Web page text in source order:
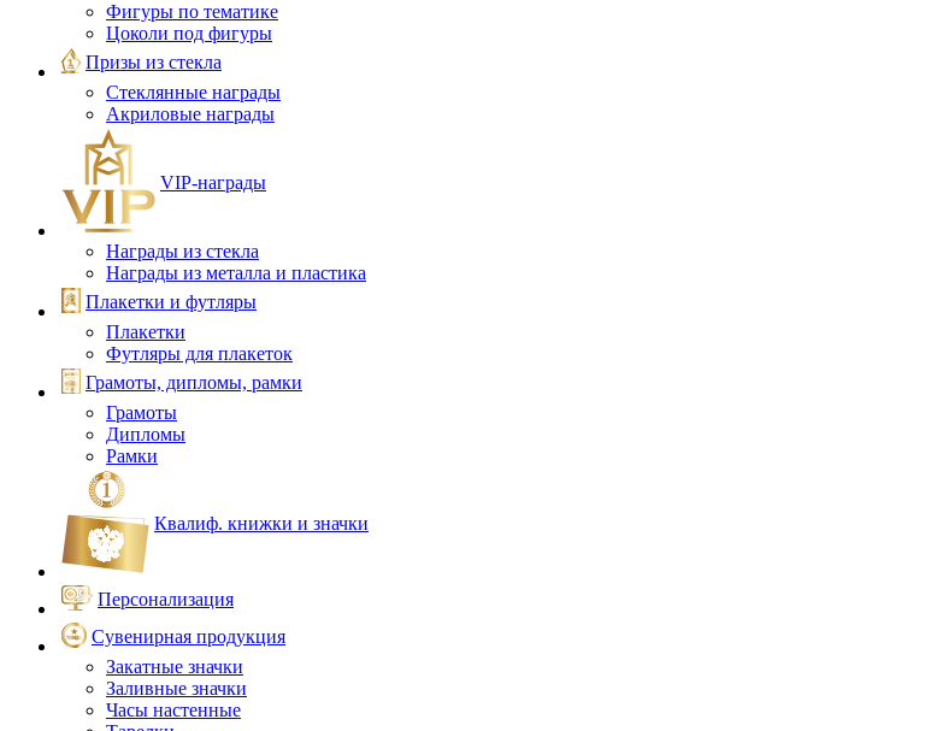
Фигуры по тематике
Цоколи под фигуры
Призы из стекла
Стеклянные награды
Акриловые награды
VIP‑награды
Награды из стекла
Награды из металла и пластика
Плакетки и футляры
Плакетки
Футляры для плакеток
Грамоты, дипломы, рамки
Грамоты
Дипломы
Рамки
Квалиф. книжки и значки
Персонализация
Сувенирная продукция
Закатные значки
Заливные значки
Часы настенные